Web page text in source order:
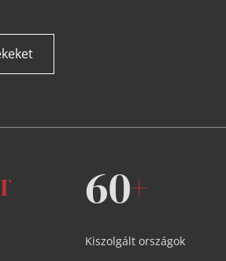
60+
Kiszolgált országok